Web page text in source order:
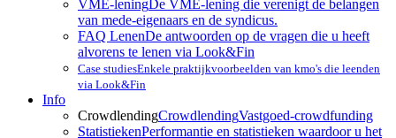
VME-leningDe VME-lening die verenigt de belangen
van mede-eigenaars en de syndicus.
FAQ LenenDe antwoorden op de vragen die u heeft
alvorens te lenen via Look&Fin
Case studiesEnkele praktijkvoorbeelden van kmo's die leenden
via Look&Fin
Info
CrowdlendingCrowdlendingVastgoed-crowdfunding
StatistiekenPerformantie en statistieken waardoor u het